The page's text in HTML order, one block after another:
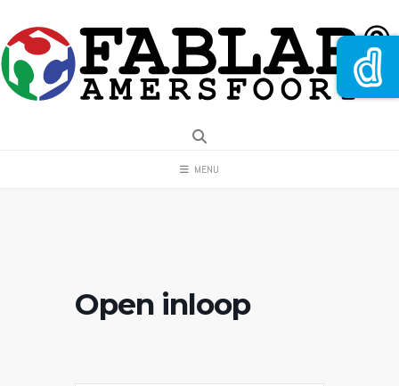
naar
inhoud
MENU
Open inloop